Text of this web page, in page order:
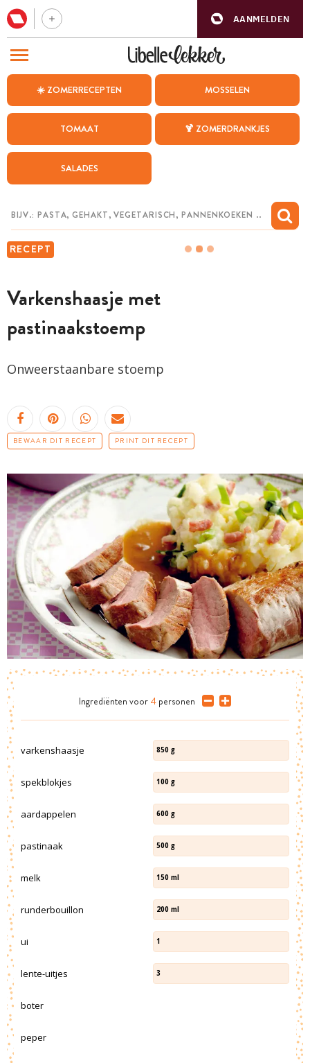
AANMELDEN
☀️ ZOMERRECEPTEN MOSSELEN
TOMAAT 🍹 ZOMERDRANKJES
SALADES
RECEPT
Varkenshaasje met
pastinaakstoemp
Onweerstaanbare stoemp
BEWAAR DIT RECEPT PRINT DIT RECEPT
Ingrediënten voor 4 personen
varkenshaasje 850 g
spekblokjes 100 g
aardappelen 600 g
pastinaak 500 g
melk 150 ml
runderbouillon 200 ml
ui 1
lente-uitjes 3
boter
peper
BEZOEK ONZE ANDERE WEBSITES
WEEKMENU
CHAT MET MAIA
MIJN BEWAARDE RECEPTEN